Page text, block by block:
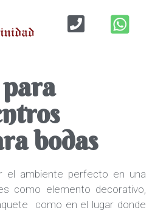
para
bodas
el ambiente perfecto en una
como elemento decorativo,
como en el lugar donde